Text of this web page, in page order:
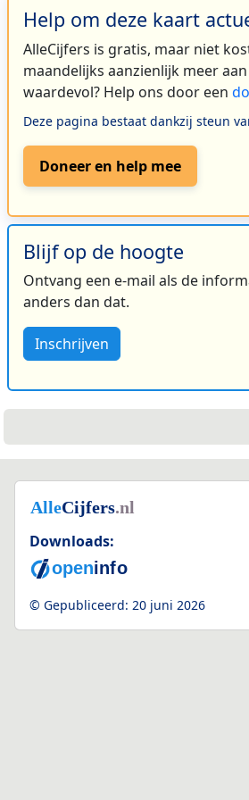
Help om deze kaart
AlleCijfers is gratis, maar niet
maandelijks aanzienlijk meer
waardevol? Help ons door een
Deze pagina bestaat dankzij steun
Doneer en help mee
Blijf op de hoogte
Ontvang een e-mail als de
anders dan dat.
Inschrijven
Downloads:
© Gepubliceerd: 20 juni 2026